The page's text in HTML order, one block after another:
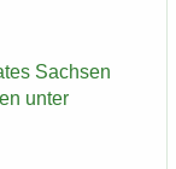
Sach­sen
unter